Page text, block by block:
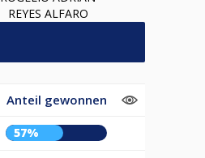
REYES ALFARO
Anteil gewonnen
57%